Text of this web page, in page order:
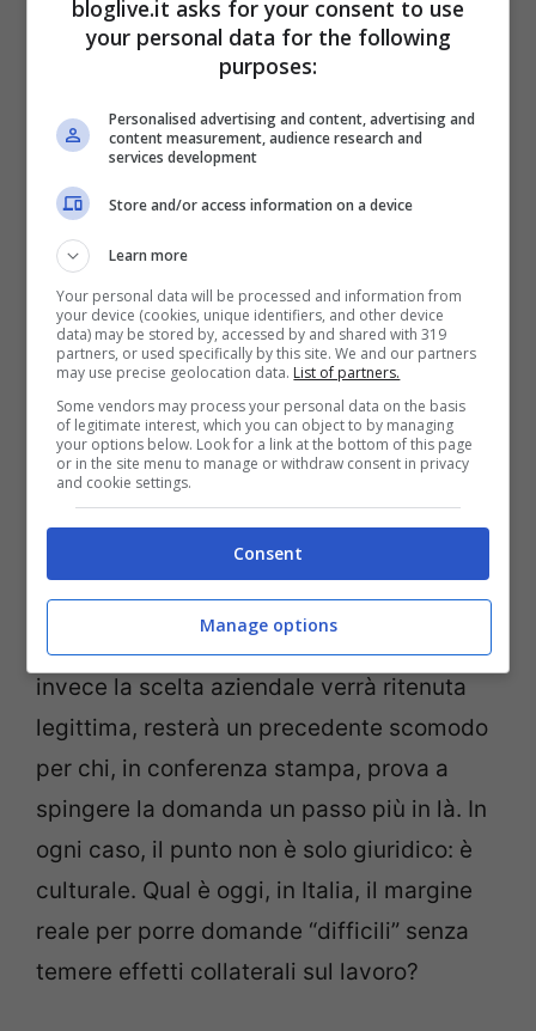
Qui non c’è solo il destino di un singolo
cronista. C’è la tenuta della
stampanella pratica quotidiana delle
redazioni. In Italia, un
disciplinare deve essere proporzionato e
motivato. Esiste una
esistono anche deontologia e Articolo 21
della Costituzione, che protegge il diritto
di informare e di essere informati. Quando
questi piani si incrociano, la frizione è
inevitabile. E i tribunali diventano l’unico
luogo dove fissare un perimetro.
Se il giudice dovesse riconoscere
l’illegittimità del recesso, potrebbero
arrivare risarcimenti o tutele rafforzate. Se
invece la scelta aziendale verrà ritenuta
legittima, resterà un precedente scomodo
per chi, in conferenza stampa, prova a
spingere la domanda un passo più in là. In
ogni caso, il punto non è solo giuridico: è
culturale. Qual è oggi, in Italia, il margine
reale per porre domande “difficili” senza
temere effetti collaterali sul lavoro?
bloglive.it asks for your consent to use
your personal data for the following
purposes:
Personalised advertising and content, advertising and
content measurement, audience research and
services development
Store and/or access information on a device
Learn more
Your personal data will be processed and information from
your device (cookies, unique identifiers, and other device
data) may be stored by, accessed by and shared with 319
partners, or used specifically by this site. We and our partners
may use precise geolocation data. List of partners.
Some vendors may process your personal data on the basis
of legitimate interest, which you can object to by managing
your options below. Look for a link at the bottom of this page
or in the site menu to manage or withdraw consent in privacy
and cookie settings.
Consent
Manage options